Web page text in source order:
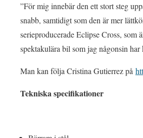
”För mig innebär den ett stort steg
snabb, samtidigt som den är mer
serieproducerade Eclipse Cross, som
spektakulära bil som jag någonsin
Man kan följa Cristina Gutierrez på
Tekniska specifikationer